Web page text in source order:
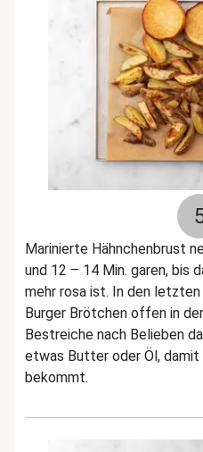
Marinierte Hähnchenbrust
und 12 – 14 Min. garen, bis
mehr rosa ist. In den letzten
Burger Brötchen offen in
Bestreiche nach Belieben
etwas Butter oder Öl, damit
bekommt.